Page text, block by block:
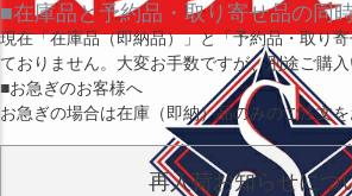
■在庫品と予約品・取り寄せ品の同
現在「在庫品（即納品）」と「予約品・取り
ておりません。大変お手数ですが、別途ご購入
■お急ぎのお客様へ
お急ぎの場合は在庫（即納）品のみのご注文を
再入荷お知らせにつ